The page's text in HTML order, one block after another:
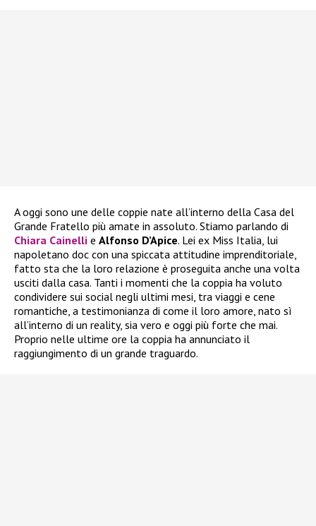
A oggi sono une delle coppie nate all’interno della Casa del
Grande Fratello più amate in assoluto. Stiamo parlando di
Chiara Cainelli e Alfonso D’Apice. Lei ex Miss Italia, lui
napoletano doc con una spiccata attitudine imprenditoriale,
fatto sta che la loro relazione è proseguita anche una volta
usciti dalla casa. Tanti i momenti che la coppia ha voluto
condividere sui social negli ultimi mesi, tra viaggi e cene
romantiche, a testimonianza di come il loro amore, nato sì
all’interno di un reality, sia vero e oggi più forte che mai.
Proprio nelle ultime ore la coppia ha annunciato il
raggiungimento di un grande traguardo.